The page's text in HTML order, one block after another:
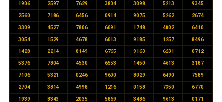
1906 2597 7629 3804 3098 5213 9345
2560 7186 6456 0914 9075 5262 2674
3309 4527 7806 6091 1748 4802 6410
3054 1529 4678 6013 9185 1257 8496
1428 2214 8149 6765 9163 6231 0712
5376 7804 4530 6553 1450 4613 3187
7106 5321 0246 9600 8029 6490 7589
2704 3814 4998 1216 0158 7350 6770
1939 8343 2035 5869 3486 9613 0171